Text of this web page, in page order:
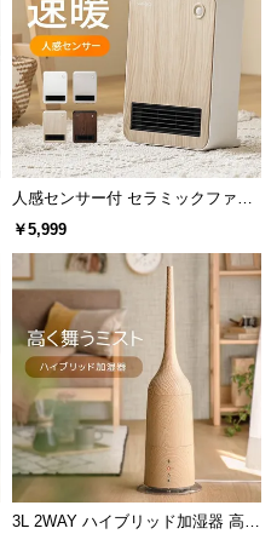
人感センサー付 セラミックファン
ヒーター スタイリッシュモデル
￥5,999
3L 2WAY ハイブリッド加湿器 高さ